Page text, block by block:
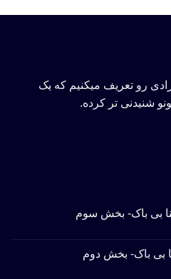
رو تعریف میکنیم که یک
شنیدنی تر کرده.